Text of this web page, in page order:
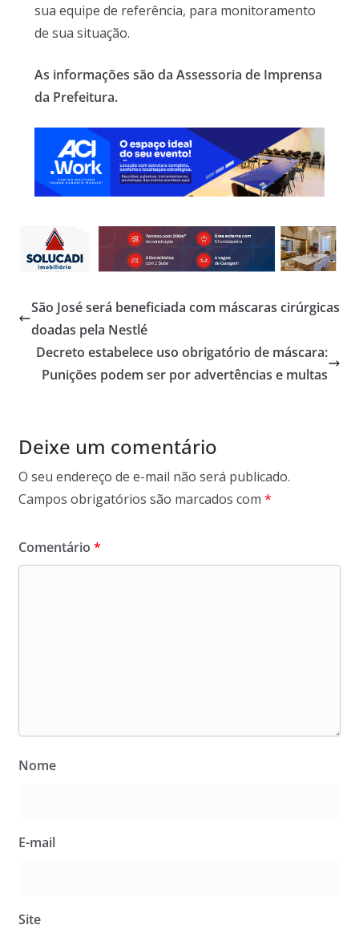
sua equipe de referência, para monitoramento
de sua situação.
As informações são da Assessoria de Imprensa
da Prefeitura.
São José será beneficiada com máscaras cirúrgicas
doadas pela Nestlé
Decreto estabelece uso obrigatório de máscara:
Punições podem ser por advertências e multas
Deixe um comentário
O seu endereço de e-mail não será publicado.
Campos obrigatórios são marcados com *
Comentário *
Nome
E-mail
Site